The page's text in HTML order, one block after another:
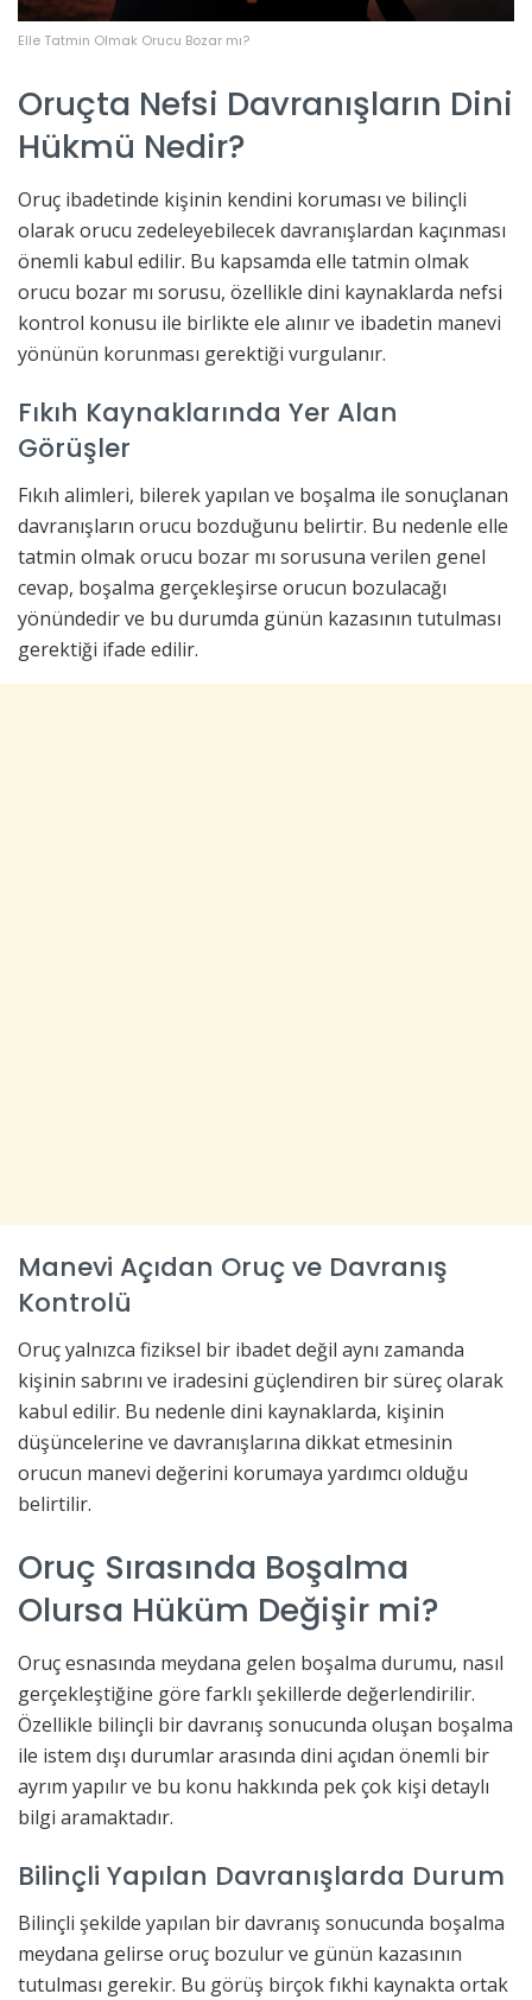
Elle Tatmin Olmak Orucu Bozar mı?
Oruçta Nefsi Davranışların Dini
Hükmü Nedir?
Oruç ibadetinde kişinin kendini koruması ve bilinçli
olarak orucu zedeleyebilecek davranışlardan kaçınması
önemli kabul edilir. Bu kapsamda elle tatmin olmak
orucu bozar mı sorusu, özellikle dini kaynaklarda nefsi
kontrol konusu ile birlikte ele alınır ve ibadetin manevi
yönünün korunması gerektiği vurgulanır.
Fıkıh Kaynaklarında Yer Alan
Görüşler
Fıkıh alimleri, bilerek yapılan ve boşalma ile sonuçlanan
davranışların orucu bozduğunu belirtir. Bu nedenle elle
tatmin olmak orucu bozar mı sorusuna verilen genel
cevap, boşalma gerçekleşirse orucun bozulacağı
yönündedir ve bu durumda günün kazasının tutulması
gerektiği ifade edilir.
Manevi Açıdan Oruç ve Davranış
Kontrolü
Oruç yalnızca fiziksel bir ibadet değil aynı zamanda
kişinin sabrını ve iradesini güçlendiren bir süreç olarak
kabul edilir. Bu nedenle dini kaynaklarda, kişinin
düşüncelerine ve davranışlarına dikkat etmesinin
orucun manevi değerini korumaya yardımcı olduğu
belirtilir.
Oruç Sırasında Boşalma
Olursa Hüküm Değişir mi?
Oruç esnasında meydana gelen boşalma durumu, nasıl
gerçekleştiğine göre farklı şekillerde değerlendirilir.
Özellikle bilinçli bir davranış sonucunda oluşan boşalma
ile istem dışı durumlar arasında dini açıdan önemli bir
ayrım yapılır ve bu konu hakkında pek çok kişi detaylı
bilgi aramaktadır.
Bilinçli Yapılan Davranışlarda Durum
Bilinçli şekilde yapılan bir davranış sonucunda boşalma
meydana gelirse oruç bozulur ve günün kazasının
tutulması gerekir. Bu görüş birçok fıkhi kaynakta ortak